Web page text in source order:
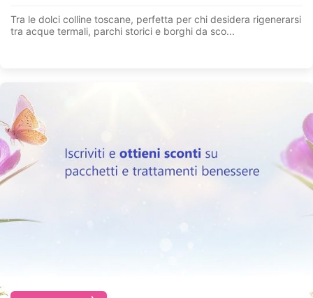
Tra le dolci colline toscane, perfetta per chi desidera rigenerarsi
tra acque termali, parchi storici e borghi da sco...